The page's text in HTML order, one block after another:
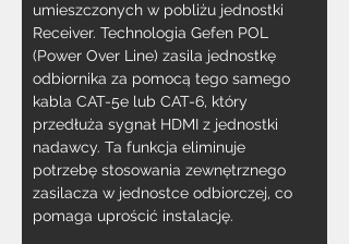
umieszczonych w pobliżu jednostki
Receiver. Technologia Gefen POL
(Power Over Line) zasila jednostkę
odbiornika za pomocą tego samego
kabla CAT-5e lub CAT-6, który
przedłuża sygnał HDMI z jednostki
nadawcy. Ta funkcja eliminuje
potrzebę stosowania zewnętrznego
zasilacza w jednostce odbiorczej, co
pomaga uprościć instalację.